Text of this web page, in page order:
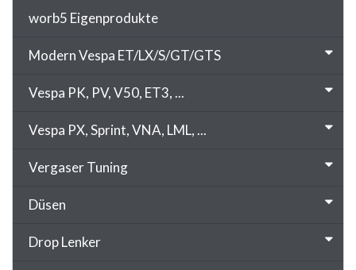
worb5 Eigenprodukte
Modern Vespa ET/LX/S/GT/GTS
Vespa PK, PV, V50, ET3, ...
Vespa PX, Sprint, VNA, LML, ...
Vergaser Tuning
Düsen
Drop Lenker